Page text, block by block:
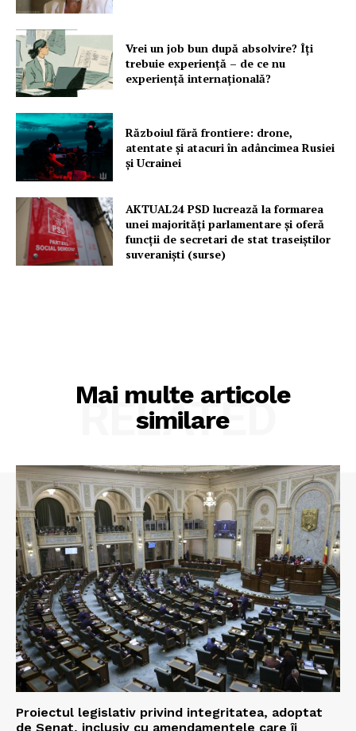
Despre noi / Echipa
Proiecte editoriale
Rețea
Contact
Vrei un job bun după absolvire? Îți
trebuie experiență – de ce nu
experiență internațională?
Războiul fără frontiere: drone,
atentate și atacuri în adâncimea Rusiei
și Ucrainei
AKTUAL24 PSD lucrează la formarea
unei majorităţi parlamentare și oferă
funcții de secretari de stat traseiștilor
suveraniști (surse)
Mai multe articole
similare
RELATED
Proiectul legislativ privind integritatea, adoptat
de Senat, inclusiv cu amendamentele care îi